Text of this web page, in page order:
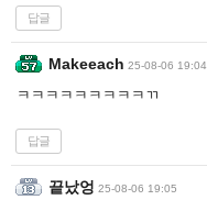
답글
Makeeach 25-08-06 19:04
ㅋㅋㅋㅋㅋㅋㅋㅋㅋㄲ
답글
끝났엉 25-08-06 19:05